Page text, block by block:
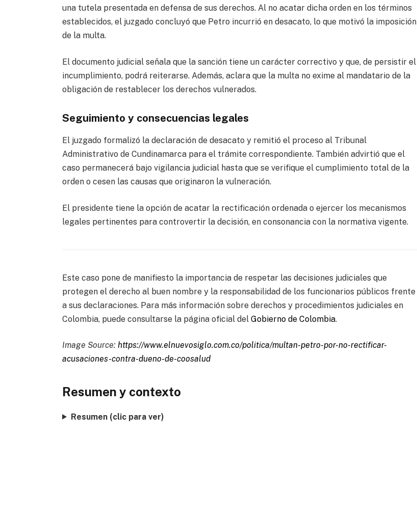
una tutela presentada en defensa de sus derechos. Al no acatar dicha orden en los términos
establecidos, el juzgado concluyó que Petro incurrió en desacato, lo que motivó la imposición
de la multa.
El documento judicial señala que la sanción tiene un carácter correctivo y que, de persistir el
incumplimiento, podrá reiterarse. Además, aclara que la multa no exime al mandatario de la
obligación de restablecer los derechos vulnerados.
Seguimiento y consecuencias legales
El juzgado formalizó la declaración de desacato y remitió el proceso al Tribunal
Administrativo de Cundinamarca para el trámite correspondiente. También advirtió que el
caso permanecerá bajo vigilancia judicial hasta que se verifique el cumplimiento total de la
orden o cesen las causas que originaron la vulneración.
El presidente tiene la opción de acatar la rectificación ordenada o ejercer los mecanismos
legales pertinentes para controvertir la decisión, en consonancia con la normativa vigente.
Este caso pone de manifiesto la importancia de respetar las decisiones judiciales que
protegen el derecho al buen nombre y la responsabilidad de los funcionarios públicos frente
a sus declaraciones. Para más información sobre derechos y procedimientos judiciales en
Colombia, puede consultarse la página oficial del Gobierno de Colombia.
Image Source: https://www.elnuevosiglo.com.co/politica/multan-petro-por-no-rectificar-
acusaciones-contra-dueno-de-coosalud
Resumen y contexto
Resumen (clic para ver)